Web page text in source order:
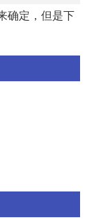
确定，但是下